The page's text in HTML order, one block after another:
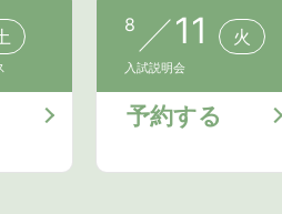
8 11 火
入試説明会
予約する